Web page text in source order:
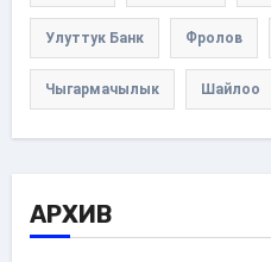
Улуттук Банк Фролов
Чыгармачылык Шайлоо
АРХИВ